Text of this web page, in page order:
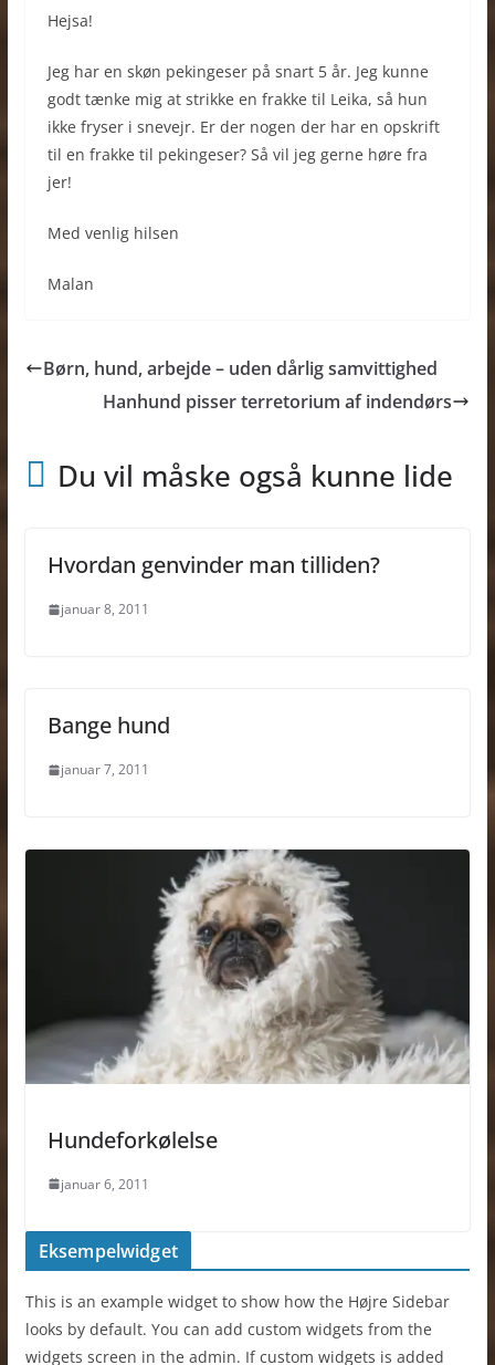
Hejsa!
Jeg har en skøn pekingeser på snart 5 år. Jeg kunne
godt tænke mig at strikke en frakke til Leika, så hun
ikke fryser i snevejr. Er der nogen der har en opskrift
til en frakke til pekingeser? Så vil jeg gerne høre fra
jer!
Med venlig hilsen
Malan
Børn, hund, arbejde – uden dårlig samvittighed
Hanhund pisser terretorium af indendørs
Du vil måske også kunne lide
Hvordan genvinder man tilliden?
januar 8, 2011
Bange hund
januar 7, 2011
Hundeforkølelse
januar 6, 2011
Eksempelwidget
This is an example widget to show how the Højre Sidebar
looks by default. You can add custom widgets from the
widgets screen in the admin. If custom widgets is added